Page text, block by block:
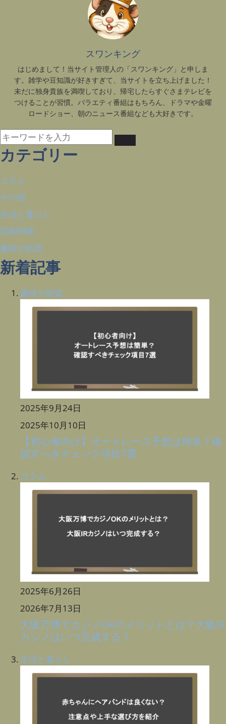
スワンキング
はじめまして！当サイト管理人の「スワンキング」と申しま
す。雑学や豆知識が好きすぎて、当サイトを立ち上げました！
未だに独身貴族を満喫しており、帰宅したらすぐさまテレビを
つけることが習慣。バラエティ番組はもちろん、ドラマや金曜
ロードショー、朝のニュース番組なども大好きです。
カテゴリー
コラム
その他
生活と暮らし
芸能関連
趣味や娯楽
新着記事
趣味や娯楽
2025年9月24日
2025年10月10日
【初心者向け】オートレース予想は簡単？確
認すべきチェック項目7選
コラム
2025年6月26日
2026年7月13日
大阪万博でカジノOKのメリットとは？大阪IR
カジノはいつ完成する？
生活と暮らし